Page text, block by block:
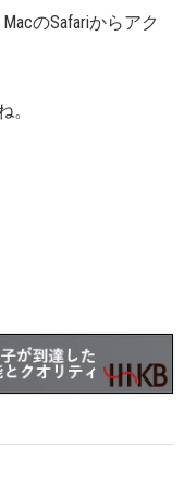
のSafariからアク
。